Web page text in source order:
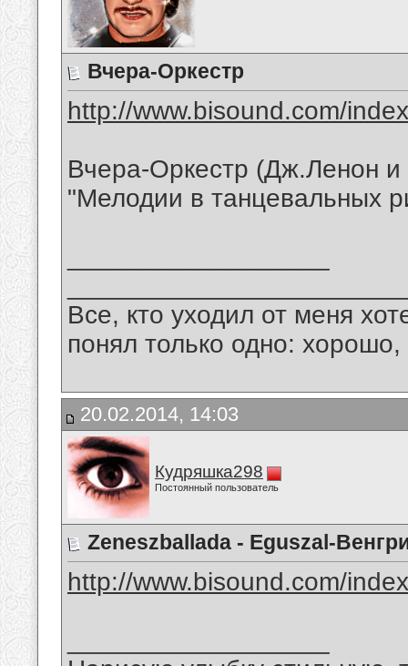
Вчера-Оркестр
http://www.bisound.com/
Вчера-Оркестр (Дж.Ленон
"Мелодии в танцевальных
Все, кто уходил от меня
понял только одно:
20.02.2014, 14:03
Кудряшка298
Постоянный пользователь
Zeneszballada - Eguszal-
http://www.bisound.com/